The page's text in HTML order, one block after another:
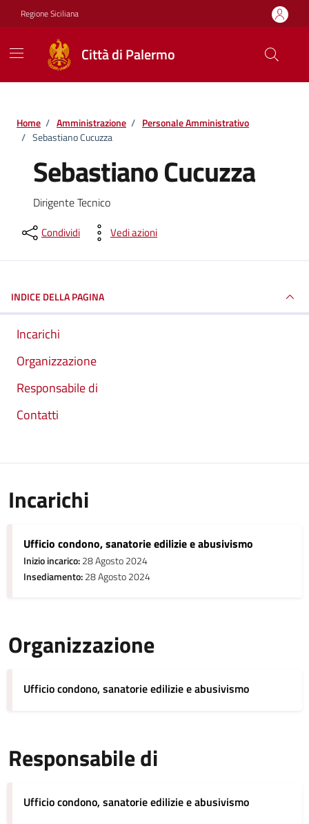
Vai ai contenuti
Vai al footer
Regione Siciliana
Città di Palermo
Home / Amministrazione / Personale Amministrativo
/ Sebastiano Cucuzza
Sebastiano Cucuzza
Dirigente Tecnico
Condividi Vedi azioni
INDICE DELLA PAGINA
Incarichi
Organizzazione
Responsabile di
Contatti
Incarichi
Ufficio condono, sanatorie edilizie e abusivismo
Inizio incarico:28 Agosto 2024
Insediamento:28 Agosto 2024
Organizzazione
Ufficio condono, sanatorie edilizie e abusivismo
Responsabile di
Ufficio condono, sanatorie edilizie e abusivismo